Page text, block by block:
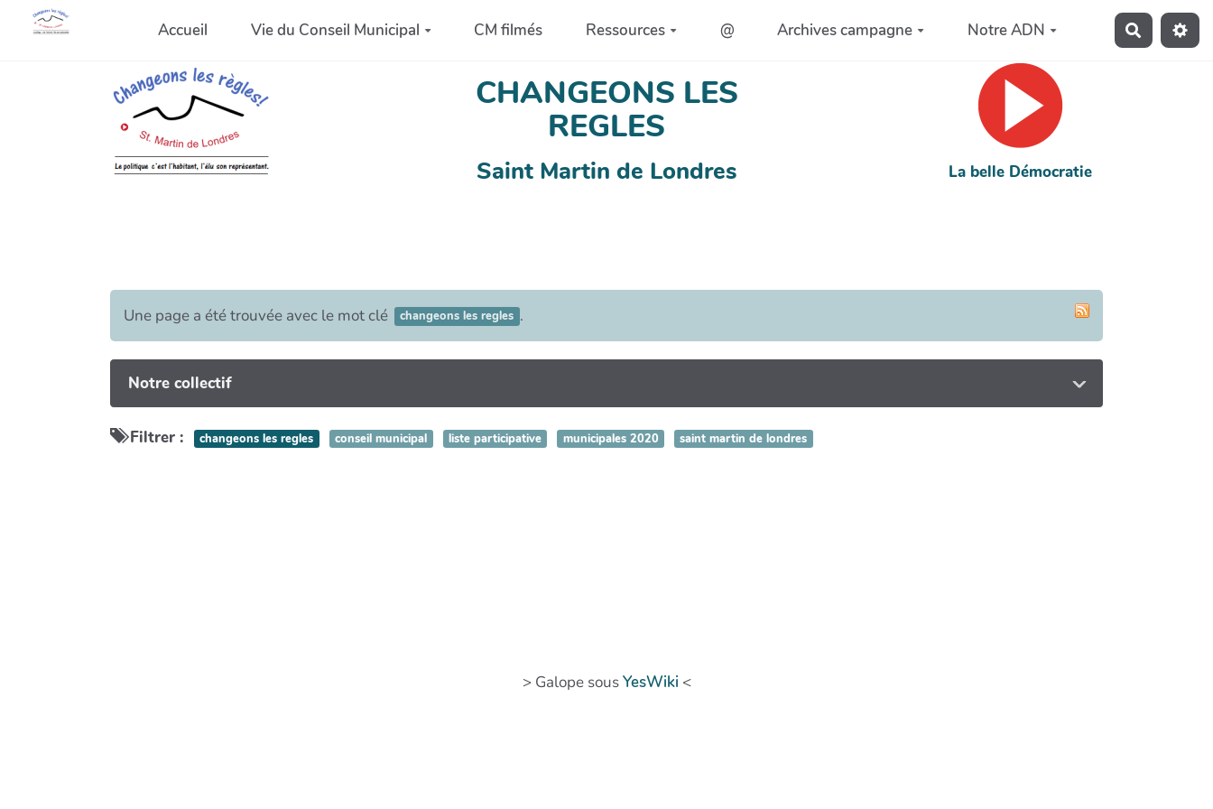
Accueil Vie du Conseil Municipal CM filmés Ressources @ Archives campagne Notre ADN
CHANGEONS LES
REGLES
Saint Martin de Londres La belle Démocratie
Une page a été trouvée avec le mot clé changeons les regles .
Notre collectif
Filtrer : changeons les regles conseil municipal liste participative municipales 2020 saint martin de londres
> Galope sousYesWiki <